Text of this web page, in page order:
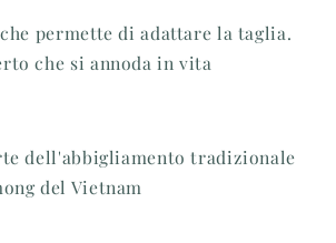
permette di adattare la taglia.
che si annoda in vita
dell'abbigliamento tradizionale
del Vietnam